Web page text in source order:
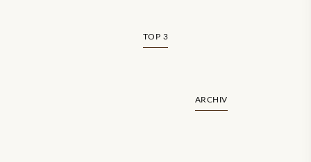
TOP 3
ARCHIV